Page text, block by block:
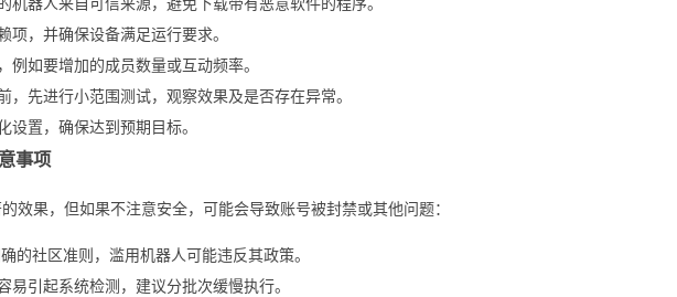
项，并确保设备满足运行要求。
例如要增加的成员数量或互动频率。
，先进行小范围测试，观察效果及是否存在异常。
设置，确保达到预期目标。
事项
效果，但如果不注意安全，可能会导致账号被封禁或其他问题：
的社区准则，滥用机器人可能违反其政策。
易引起系统检测，建议分批次缓慢执行。